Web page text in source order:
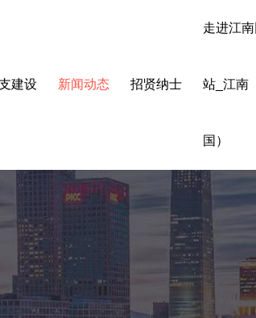
建设 新闻动态 招贤纳士
走进江
站_江南
国）